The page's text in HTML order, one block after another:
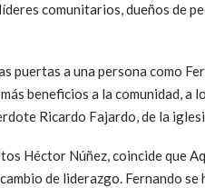
comunitarios, dueños de
puertas a una persona como
beneficios a la comunidad, a
Ricardo Fajardo, de la
Héctor Núñez, coincide que
de liderazgo. Fernando